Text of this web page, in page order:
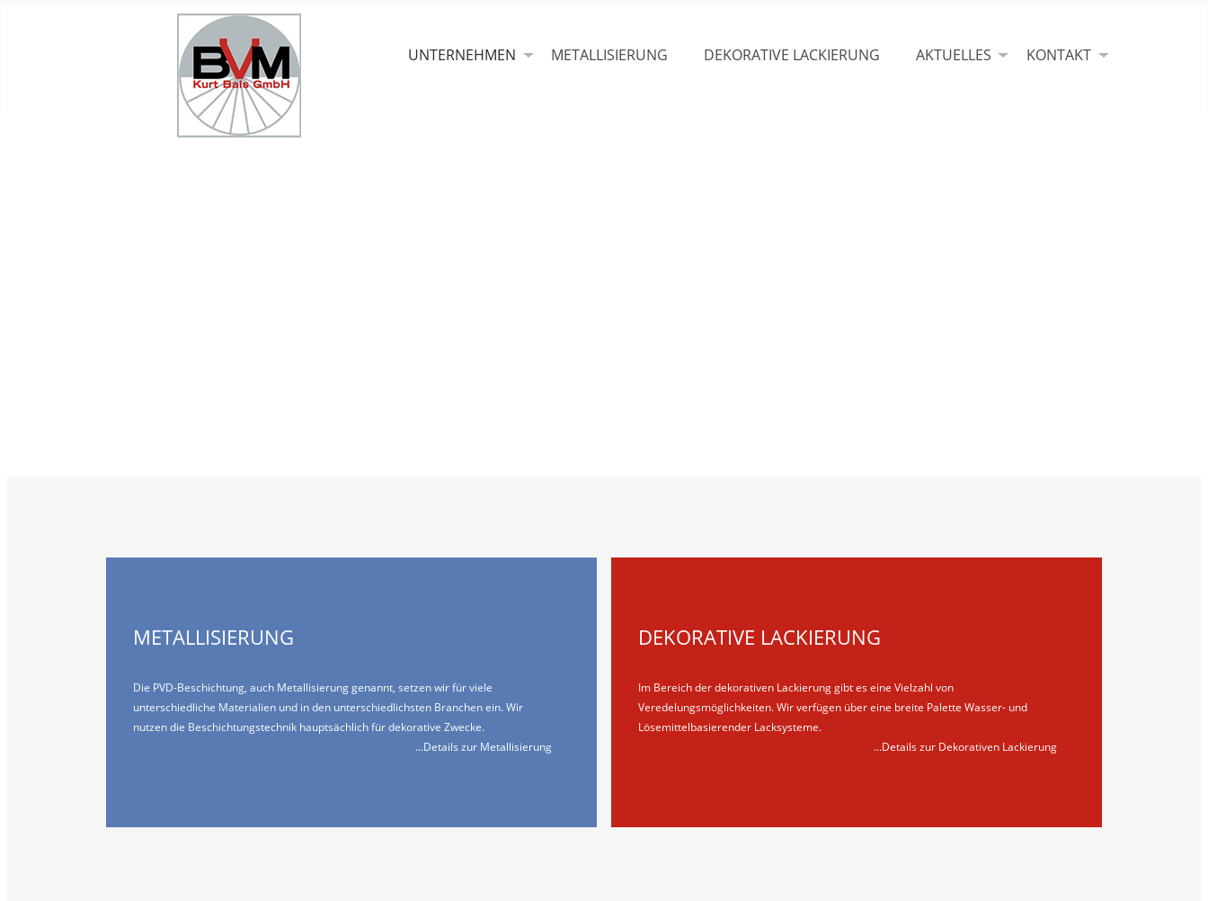
UNTERNEHMEN METALLISIERUNG DEKORATIVE LACKIERUNG AKTUELLES KONTAKT
METALLISIERUNG
Die PVD-Beschichtung, auch Metallisierung genannt, setzen wir für viele
unterschiedliche Materialien und in den unterschiedlichsten Branchen ein. Wir
nutzen die Beschichtungstechnik hauptsächlich für dekorative Zwecke.
...Details zur Metallisierung
DEKORATIVE LACKIERUNG
Im Bereich der dekorativen Lackierung gibt es eine Vielzahl von
Veredelungsmöglichkeiten. Wir verfügen über eine breite Palette Wasser- und
Lösemittelbasierender Lacksysteme.
...Details zur Dekorativen Lackierung